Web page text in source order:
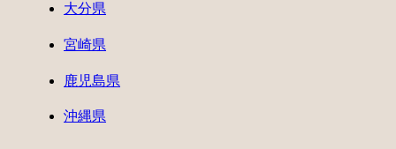
大分県
宮崎県
鹿児島県
沖縄県